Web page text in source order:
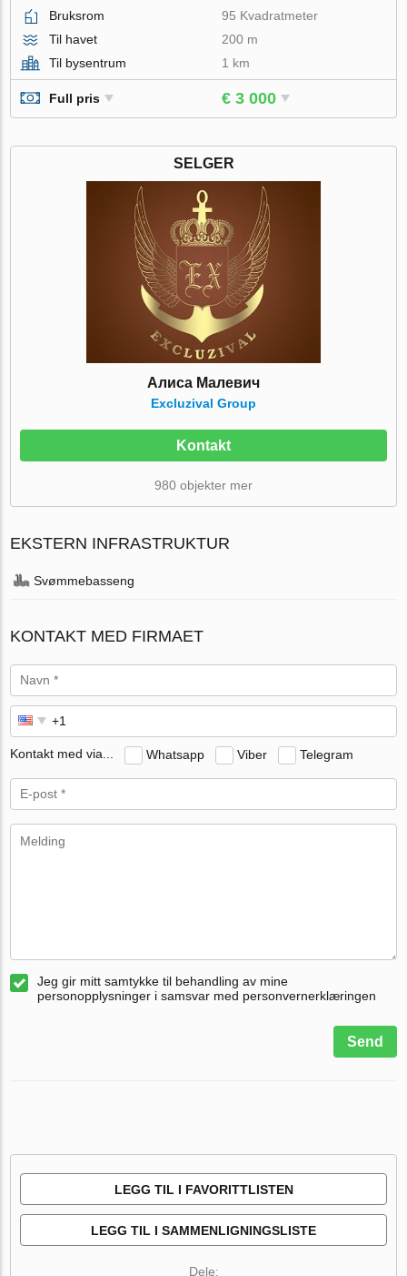
Bruksrom
95 Kvadratmeter
Til havet
200 m
Til bysentrum
1 km
Full pris € 3 000
SELGER
Алиса Малевич
Excluzival Group
Kontakt
980 objekter mer
EKSTERN INFRASTRUKTUR
Svømmebasseng
KONTAKT MED FIRMAET
Kontakt med via... Whatsapp Viber Telegram
Jeg gir mitt samtykke til behandling av mine
personopplysninger i samsvar med personvernerklæringen
Send
LEGG TIL I FAVORITTLISTEN
LEGG TIL I SAMMENLIGNINGSLISTE
Dele: